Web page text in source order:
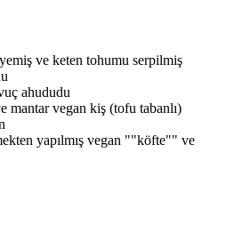
ve keten tohumu serpilmiş
ahududu
mantar vegan kiş (tofu tabanlı)
yapılmış vegan ""köfte"" ve